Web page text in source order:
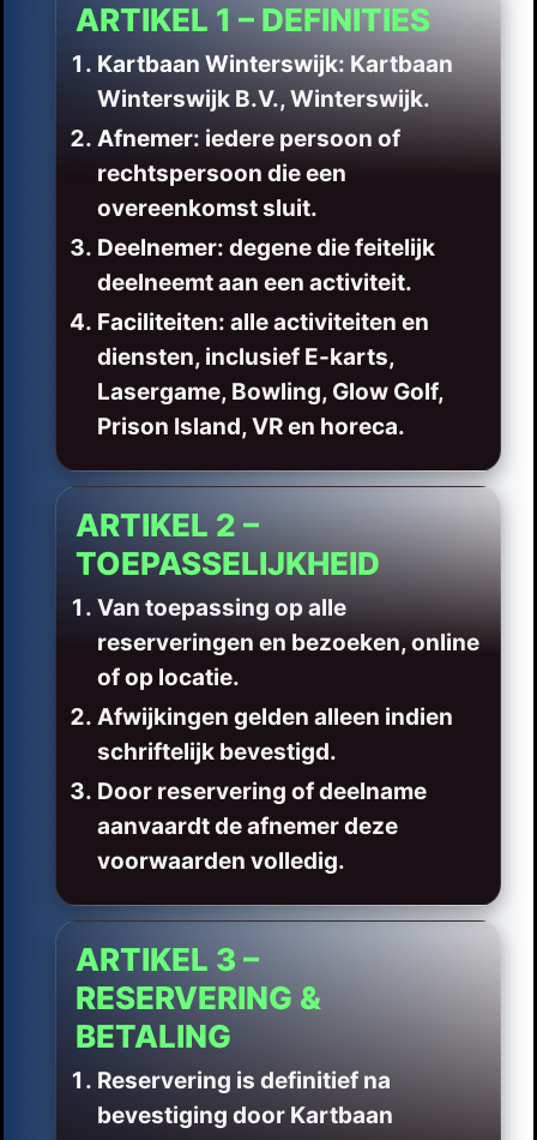
ARTIKEL 1 – DEFINITIES
Kartbaan Winterswijk: Kartbaan
Winterswijk B.V., Winterswijk.
Afnemer: iedere persoon of
rechtspersoon die een
overeenkomst sluit.
Deelnemer: degene die feitelijk
deelneemt aan een activiteit.
Faciliteiten: alle activiteiten en
diensten, inclusief E-karts,
Lasergame, Bowling, Glow Golf,
Prison Island, VR en horeca.
ARTIKEL 2 –
TOEPASSELIJKHEID
Van toepassing op alle
reserveringen en bezoeken, online
of op locatie.
Afwijkingen gelden alleen indien
schriftelijk bevestigd.
Door reservering of deelname
aanvaardt de afnemer deze
voorwaarden volledig.
ARTIKEL 3 –
RESERVERING &
BETALING
Reservering is definitief na
bevestiging door Kartbaan